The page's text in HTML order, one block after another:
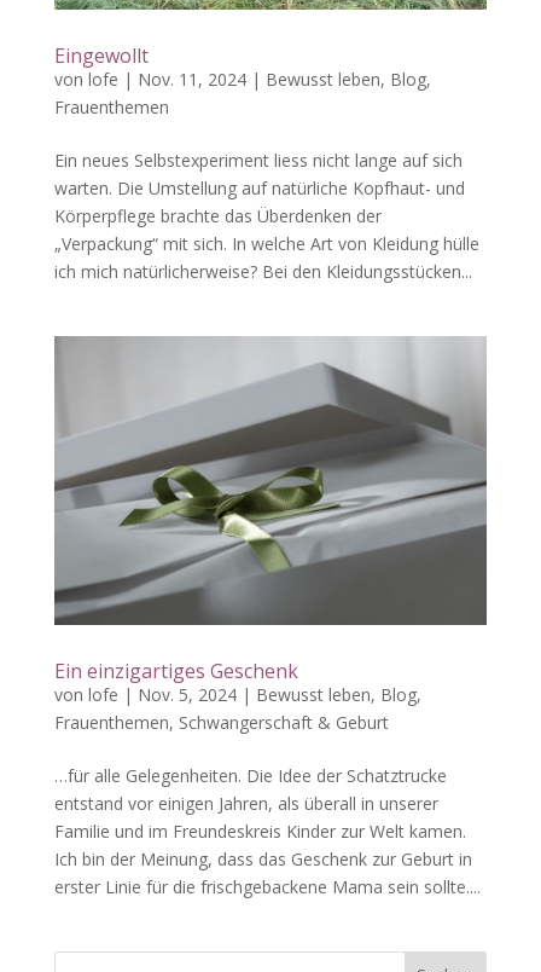
Eingewollt
von lofe | Nov. 11, 2024| Bewusst leben, Blog,
Frauenthemen
Ein neues Selbstexperiment liess nicht lange auf sich
warten. Die Umstellung auf natürliche Kopfhaut- und
Körperpflege brachte das Überdenken der
„Verpackung“ mit sich. In welche Art von Kleidung hülle
ich mich natürlicherweise? Bei den Kleidungsstücken...
Ein einzigartiges Geschenk
von lofe | Nov. 5, 2024| Bewusst leben, Blog,
Frauenthemen, Schwangerschaft & Geburt
…für alle Gelegenheiten. Die Idee der Schatztrucke
entstand vor einigen Jahren, als überall in unserer
Familie und im Freundeskreis Kinder zur Welt kamen.
Ich bin der Meinung, dass das Geschenk zur Geburt in
erster Linie für die frischgebackene Mama sein sollte....